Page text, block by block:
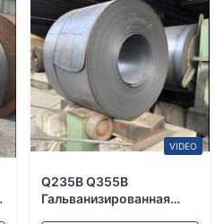
VIDEO
Q235B Q355B
Гальванизированная